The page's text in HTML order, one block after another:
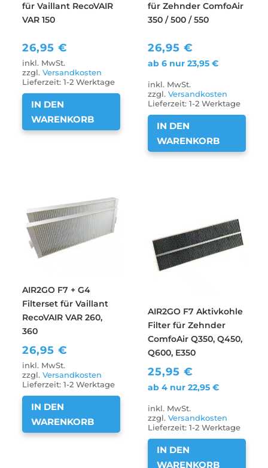
für Vaillant RecoVAIR
VAR 150
26,95€
inkl. MwSt.
zzgl.Versandkosten
Lieferzeit:1-2 Werktage
IN DEN
WARENKORB
für Zehnder ComfoAir
350 / 500 / 550
26,95€
ab 6 nur23,95€
inkl. MwSt.
zzgl.Versandkosten
Lieferzeit:1-2 Werktage
IN DEN
WARENKORB
AIR2GO F7 + G4
Filterset für Vaillant
RecoVAIR VAR 260,
360
26,95€
inkl. MwSt.
zzgl.Versandkosten
Lieferzeit:1-2 Werktage
IN DEN
WARENKORB
AIR2GO F7 Aktivkohle
Filter für Zehnder
ComfoAir Q350, Q450,
Q600, E350
25,95€
ab 4 nur22,95€
inkl. MwSt.
zzgl.Versandkosten
Lieferzeit:1-2 Werktage
IN DEN
WARENKORB